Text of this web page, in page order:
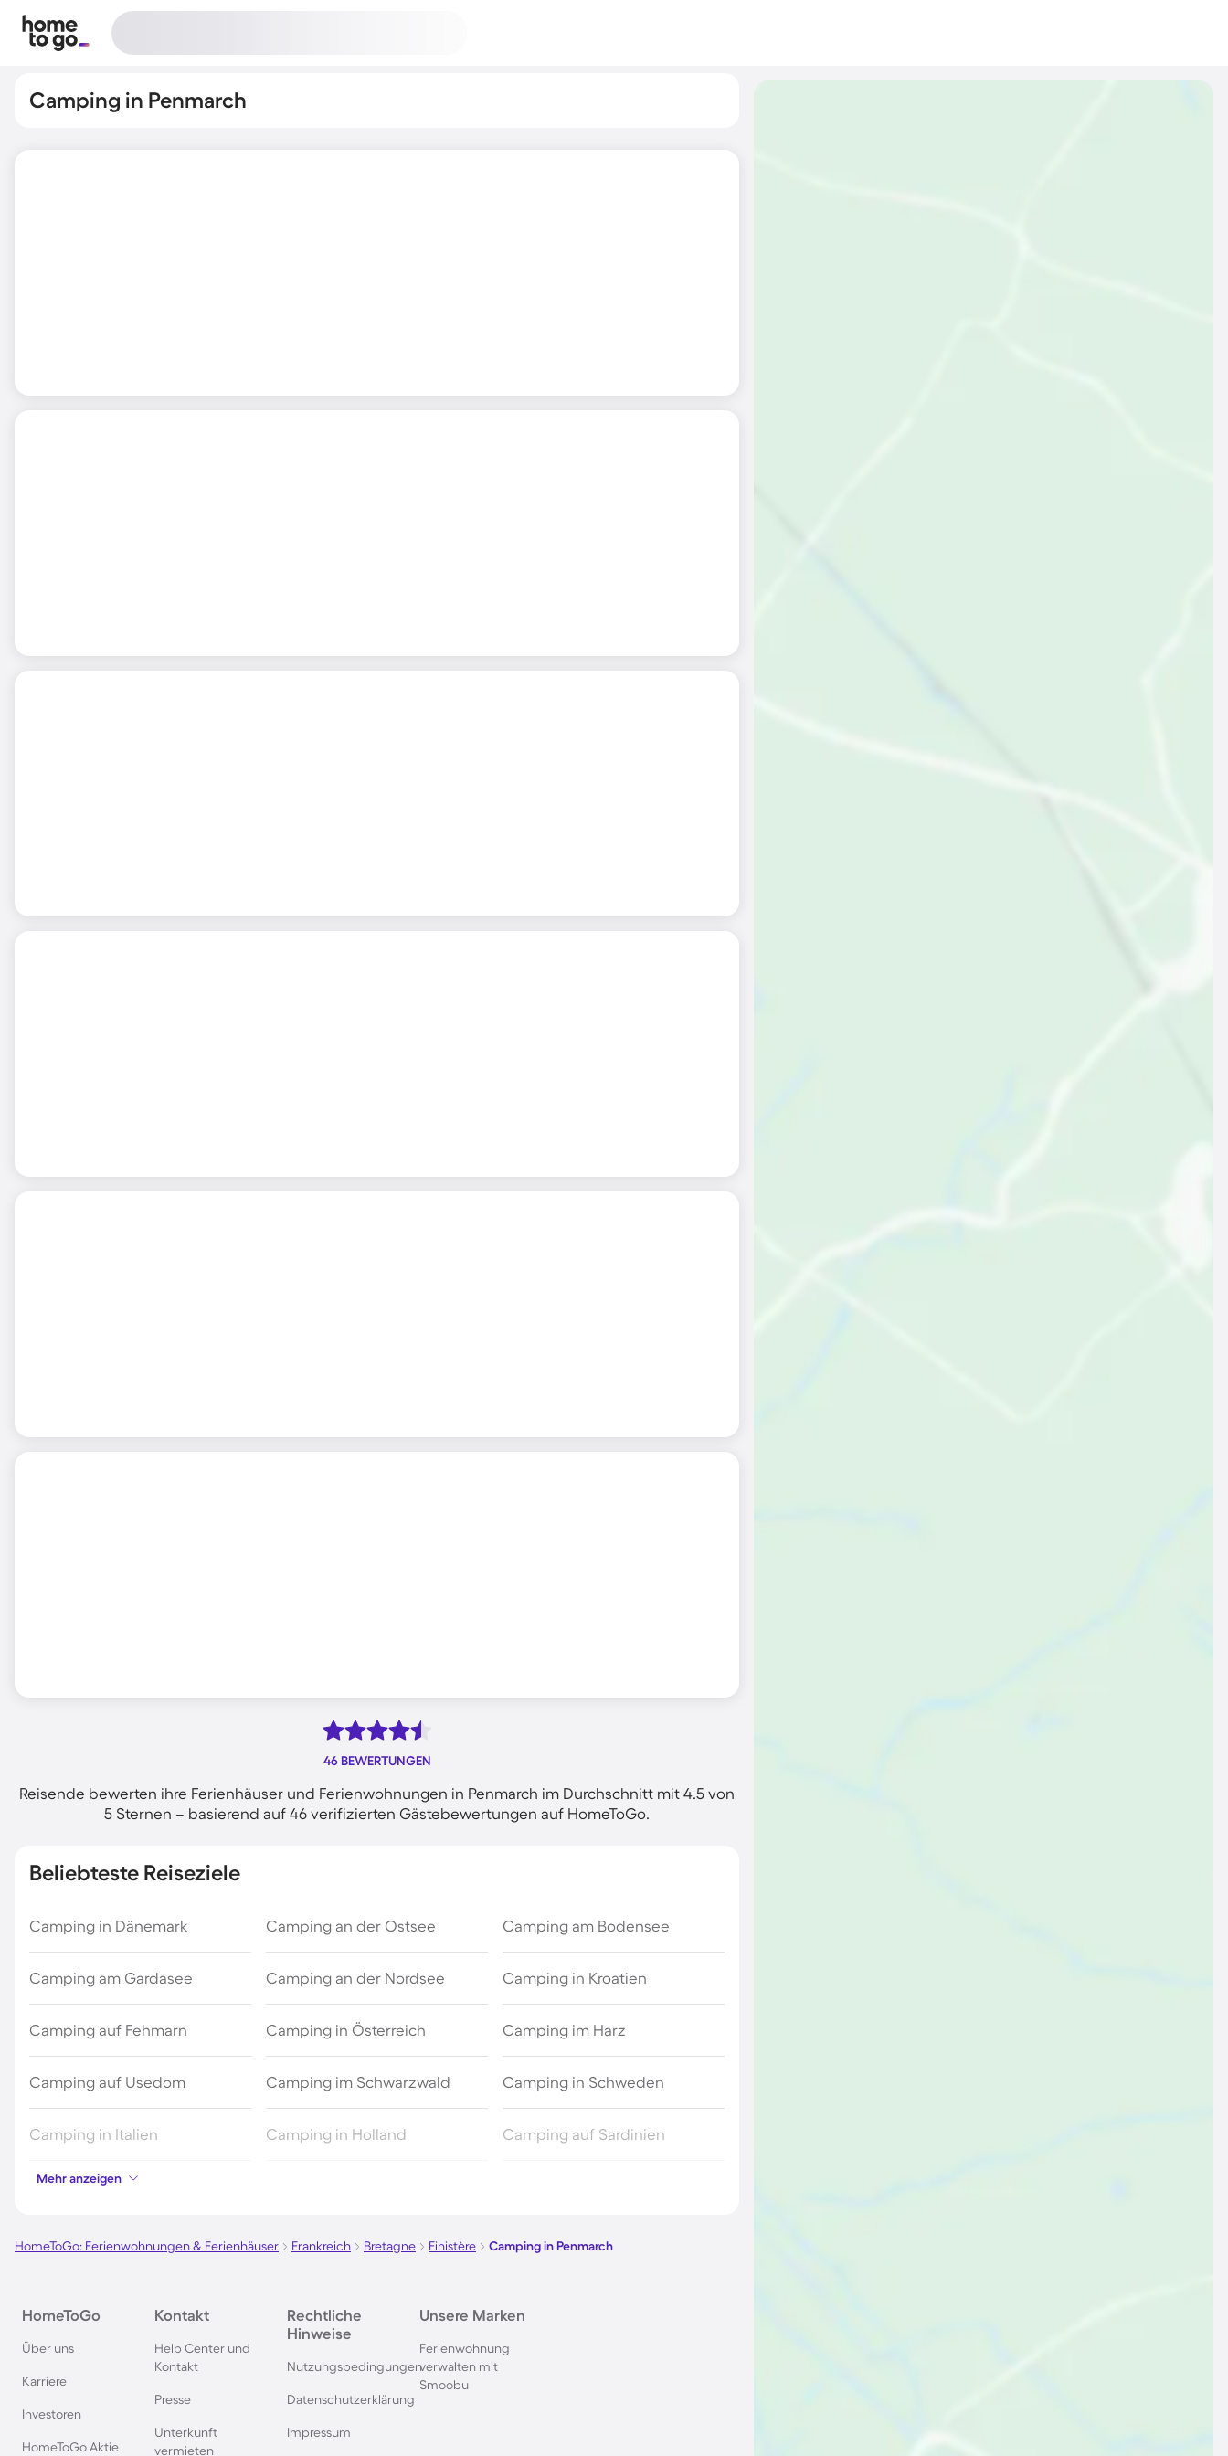
Camping in Penmarch
46 BEWERTUNGEN
Reisende bewerten ihre Ferienhäuser und Ferienwohnungen in Penmarch im Durchschnitt mit 4.5 von
5 Sternen – basierend auf 46 verifizierten Gästebewertungen auf HomeToGo.
Beliebteste Reiseziele
Camping in Dänemark Camping an der Ostsee Camping am Bodensee
Camping am Gardasee Camping an der Nordsee Camping in Kroatien
Camping auf Fehmarn Camping in Österreich Camping im Harz
Camping auf Usedom Camping im Schwarzwald Camping in Schweden
Camping in Italien Camping in Holland Camping auf Sardinien
Camping in Bibione
Camping in Spanien Camping in Bayern
Camping an der Dänischen
Camping in Garda Camping in Frankreich
Camping in Callantsoog Camping auf Korsika
Mehr anzeigen
HomeToGo: Ferienwohnungen & Ferienhäuser Frankreich Bretagne Finistère Camping in Penmarch
HomeToGo
Über uns
Karriere
Investoren
HomeToGo Aktie
Kontakt
Help Center und
Kontakt
Presse
Unterkunft
vermieten
Rechtliche
Hinweise
Nutzungsbedingungen
Datenschutzerklärung
Impressum
Unsere Marken
Ferienwohnung
verwalten mit
Smoobu